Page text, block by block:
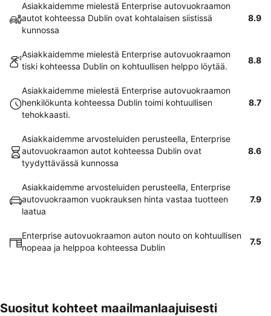
Asiakkaidemme mielestä Enterprise autovuokraamon
autot kohteessa Dublin ovat kohtalaisen siistissä
kunnossa
8.9
Asiakkaidemme mielestä Enterprise autovuokraamon
tiski kohteessa Dublin on kohtuullisen helppo löytää.
8.8
Asiakkaidemme mielestä Enterprise autovuokraamon
henkilökunta kohteessa Dublin toimi kohtuullisen
tehokkaasti.
8.7
Asiakkaidemme arvosteluiden perusteella, Enterprise
autovuokraamon autot kohteessa Dublin ovat
tyydyttävässä kunnossa
8.6
Asiakkaidemme arvosteluiden perusteella, Enterprise
autovuokraamon vuokrauksen hinta vastaa tuotteen
laatua
7.9
Enterprise autovuokraamon auton nouto on kohtuullisen
nopeaa ja helppoa kohteessa Dublin
7.5
Suositut kohteet maailmanlaajuisesti